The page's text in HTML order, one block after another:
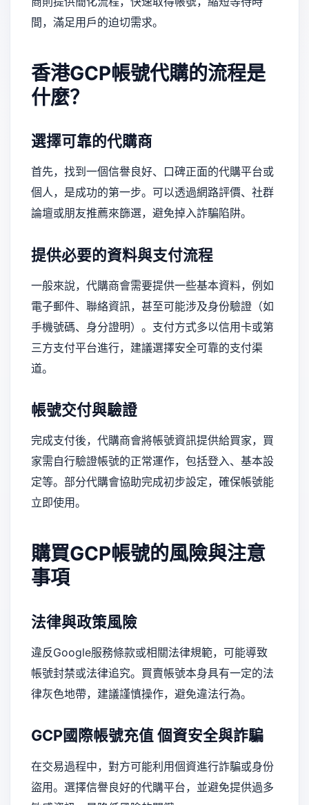
間，滿足用戶的迫切需求。
香港GCP帳號代購的流程是
什麼？
選擇可靠的代購商
首先，找到一個信譽良好、口碑正面的代購平台或
個人，是成功的第一步。可以透過網路評價、社群
論壇或朋友推薦來篩選，避免掉入詐騙陷阱。
提供必要的資料與支付流程
一般來說，代購商會需要提供一些基本資料，例如
電子郵件、聯絡資訊，甚至可能涉及身份驗證（如
手機號碼、身分證明）。支付方式多以信用卡或第
三方支付平台進行，建議選擇安全可靠的支付渠
道。
帳號交付與驗證
完成支付後，代購商會將帳號資訊提供給買家，買
家需自行驗證帳號的正常運作，包括登入、基本設
定等。部分代購會協助完成初步設定，確保帳號能
立即使用。
購買GCP帳號的風險與注意
事項
法律與政策風險
違反Google服務條款或相關法律規範，可能導致
帳號封禁或法律追究。買賣帳號本身具有一定的法
律灰色地帶，建議謹慎操作，避免違法行為。
GCP國際帳號充值個資安全與詐騙
在交易過程中，對方可能利用個資進行詐騙或身份
盜用。選擇信譽良好的代購平台，並避免提供過多